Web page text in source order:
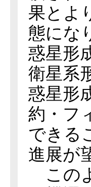
果とよ
態にな
惑星形
衛星系
惑星形
約・フ
できる
進展が
この